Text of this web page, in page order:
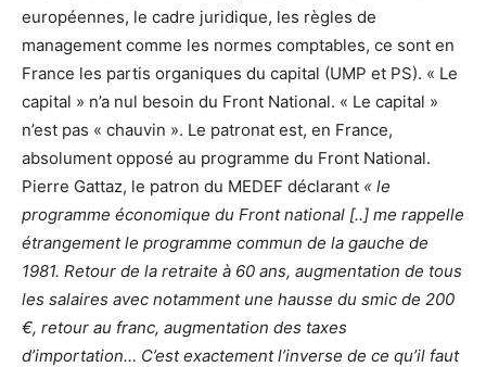
européennes, le cadre juridique, les règles de
management comme les normes comptables, ce sont en
France les partis organiques du capital (UMP et PS). « Le
capital » n’a nul besoin du Front National. « Le capital »
n’est pas « chauvin ». Le patronat est, en France,
absolument opposé au programme du Front National.
Pierre Gattaz, le patron du MEDEF déclarant « le
programme économique du Front national [..] me rappelle
étrangement le programme commun de la gauche de
1981. Retour de la retraite à 60 ans, augmentation de tous
les salaires avec notamment une hausse du smic de 200
€, retour au franc, augmentation des taxes
d’importation… C’est exactement l’inverse de ce qu’il faut